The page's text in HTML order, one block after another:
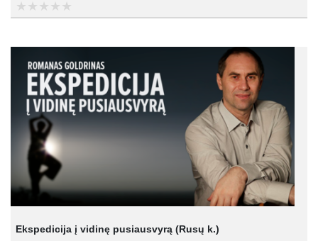
Ekspedicija į vidinę pusiausvyrą (Rusų k.)